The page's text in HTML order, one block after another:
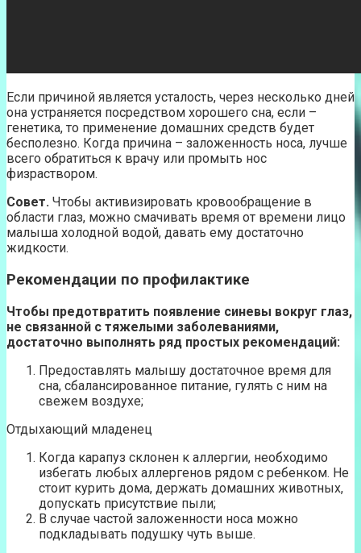
Если причиной является усталость, через несколько дней
она устраняется посредством хорошего сна, если –
генетика, то применение домашних средств будет
бесполезно. Когда причина – заложенность носа, лучше
всего обратиться к врачу или промыть нос
физраствором.
Совет. Чтобы активизировать кровообращение в
области глаз, можно смачивать время от времени лицо
малыша холодной водой, давать ему достаточно
жидкости.
Рекомендации по профилактике
Чтобы предотвратить появление синевы вокруг глаз,
не связанной с тяжелыми заболеваниями,
достаточно выполнять ряд простых рекомендаций:
Предоставлять малышу достаточное время для
сна, сбалансированное питание, гулять с ним на
свежем воздухе;
Отдыхающий младенец
Когда карапуз склонен к аллергии, необходимо
избегать любых аллергенов рядом с ребенком. Не
стоит курить дома, держать домашних животных,
допускать присутствие пыли;
В случае частой заложенности носа можно
подкладывать подушку чуть выше.